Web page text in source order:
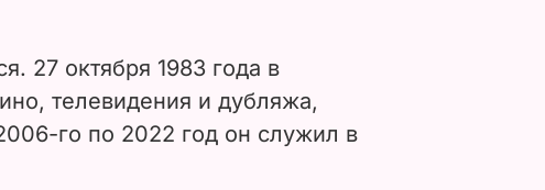
27 октября 1983 года в
телевидения и дубляжа,
го по 2022 год он служил в